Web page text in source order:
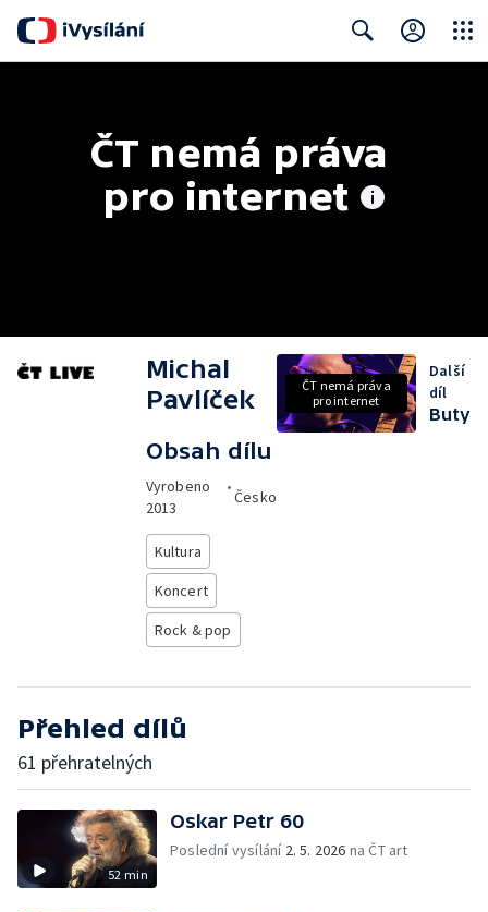
ČT nemá práva
pro internet
Michal
Pavlíček
Obsah dílu
Vyrobeno
2013
•
Česko
Kultura
Koncert
Rock & pop
ČT nemá práva
pro internet
Další
díl
Buty
Přehled dílů
61 přehratelných
52 min
Oskar Petr 60
Poslední vysílání 2. 5. 2026 na ČT art